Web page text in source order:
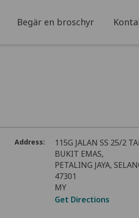
Begär en broschyr
Address:
115G JALAN SS 25/2
BUKIT EMAS,
PETALING JAYA,
47301
MY
Get Directions